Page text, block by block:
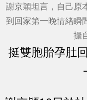
謝京穎坦言，自己原
到回家第一晚情緒瞬
攝
挺雙胞胎孕肚